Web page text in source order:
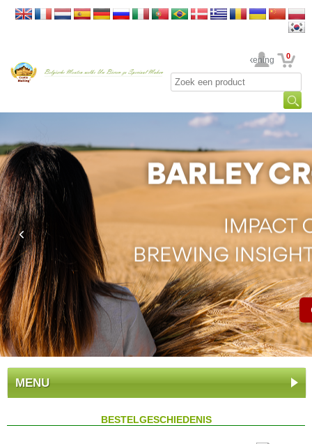
Uw rekening 0
MENU
BESTELGESCHIEDENIS